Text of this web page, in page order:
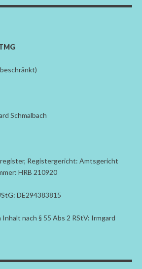
Schmalbach
Registergericht: Amtsgericht
HRB 210920
DE294383815
nach § 55 Abs 2 RStV: Irmgard